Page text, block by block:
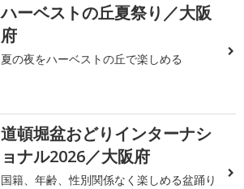
ハーベストの丘夏祭り／大阪
府
夏の夜をハーベストの丘で楽しめる
道頓堀盆おどりインターナシ
ョナル2026／大阪府
国籍、年齢、性別関係なく楽しめる盆踊り